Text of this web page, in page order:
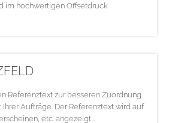
im hochwertigen Offsetdruck
Referenztext zur besseren Zuordnung
Aufträge. Der Referenztext wird auf
etc. angezeigt...